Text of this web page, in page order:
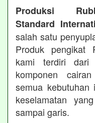
Produksi
Standard
salah satu
Produk pengikat
kami terdiri
komponen
semua kebutuhan
keselamatan
sampai garis.